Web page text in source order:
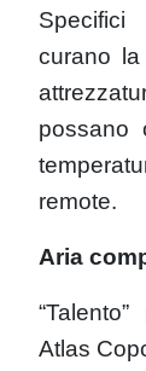
curano
possano
remote.
Aria
Atlas